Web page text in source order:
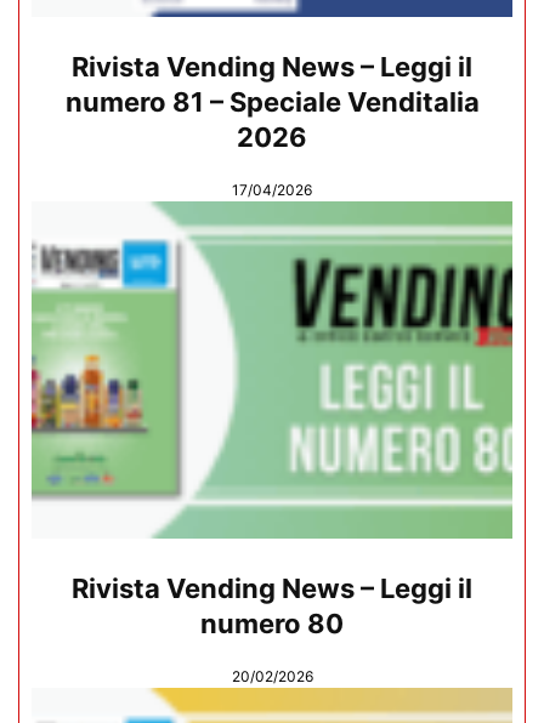
Rivista Vending News – Leggi il
numero 81 – Speciale Venditalia
2026
17/04/2026
Rivista Vending News – Leggi il
numero 80
20/02/2026